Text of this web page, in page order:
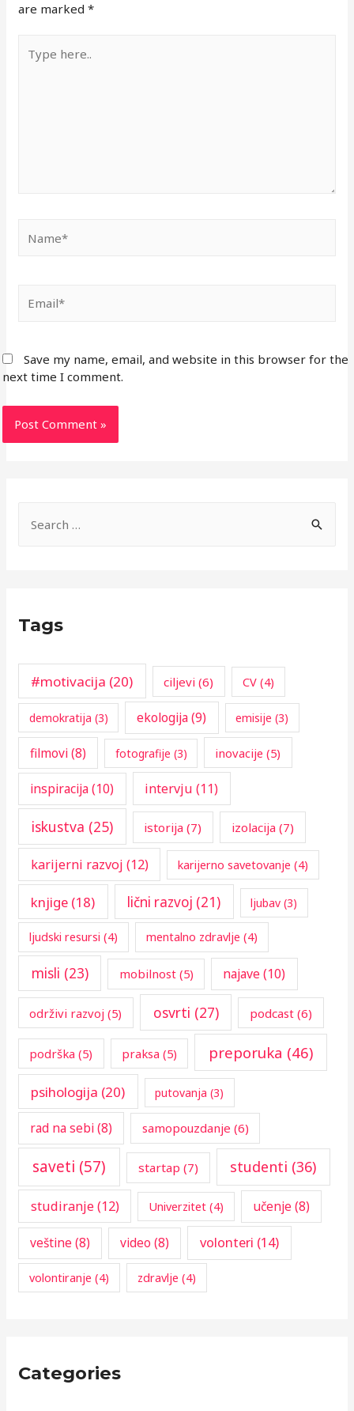
are marked*
here..
Save my name, email, and website in this browser for the
next time I comment.
h
r
Tags
#motivacija (20) ciljevi (6) CV(4)
demokratija (3) ekologija(9) emisije (3)
filmovi(8) fotografije (3) inovacije (5)
inspiracija(10) intervju (11)
iskustva (25) istorija (7) izolacija (7)
karijerni razvoj (12) karijerno savetovanje (4)
knjige (18) lični razvoj (21) ljubav (3)
ljudski resursi (4) mentalno zdravlje (4)
misli (23) mobilnost(5) najave(10)
održivi razvoj (5) osvrti (27) podcast (6)
podrška (5) praksa (5) preporuka (46)
psihologija (20) putovanja (3)
rad na sebi(8) samopouzdanje (6)
saveti (57) startap (7) studenti (36)
studiranje(12) Univerzitet (4) učenje(8)
veštine(8) video (8) volonteri (14)
volontiranje (4) zdravlje (4)
Categories